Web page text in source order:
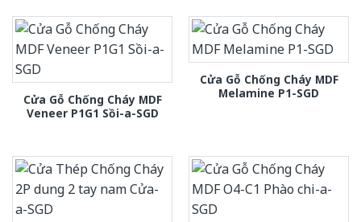
Cửa Gỗ Chống Cháy MDF
Veneer P1G1 Sồi-a-SGD
Cửa Gỗ Chống Cháy MDF
Melamine P1-SGD